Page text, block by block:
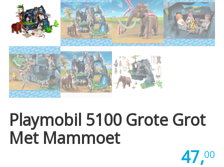
Playmobil 5100 Grote Grot
Met Mammoet
47,00